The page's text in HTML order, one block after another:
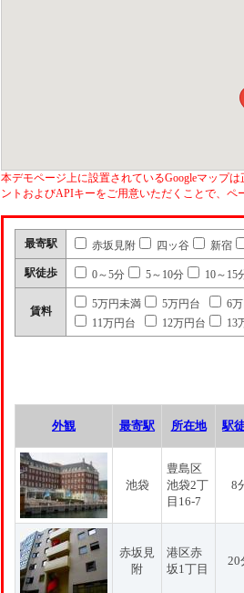
本デモページ上に設置されているGoogleマップ
ントおよびAPIキーをご用意いただくことで、ペ
最寄駅 赤坂見附 四ッ谷 新宿
駅徒歩 0～5分 5～10分 10～15
賃料
5万円未満 5万円台 6
11万円台
12万円台 13
外観 最寄駅 所在地 駅
池袋
豊島区
池袋2丁
目16-7
8
赤坂見
附
港区赤
坂1丁目
20